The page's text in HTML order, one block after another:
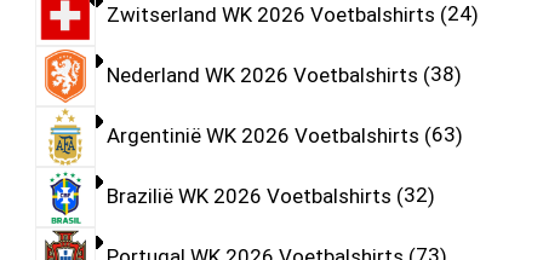
Zwitserland WK 2026 Voetbalshirts 24
Nederland WK 2026 Voetbalshirts 38
Argentinië WK 2026 Voetbalshirts 63
Brazilië WK 2026 Voetbalshirts 32